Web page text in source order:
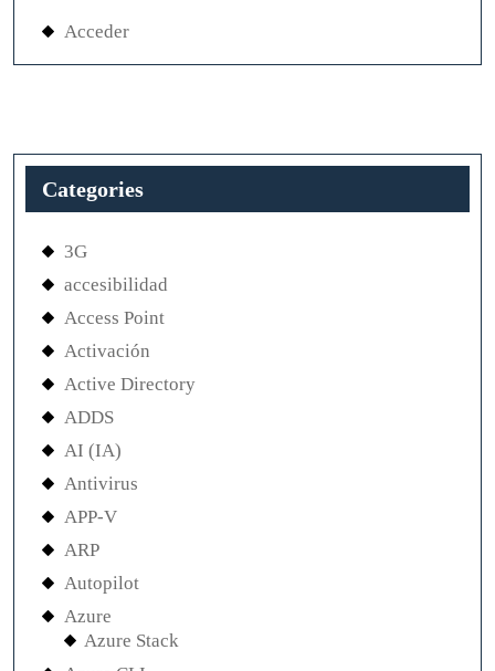
Acceder
Categories
3G
accesibilidad
Access Point
Activación
Active Directory
ADDS
AI (IA)
Antivirus
APP-V
ARP
Autopilot
Azure
Azure Stack